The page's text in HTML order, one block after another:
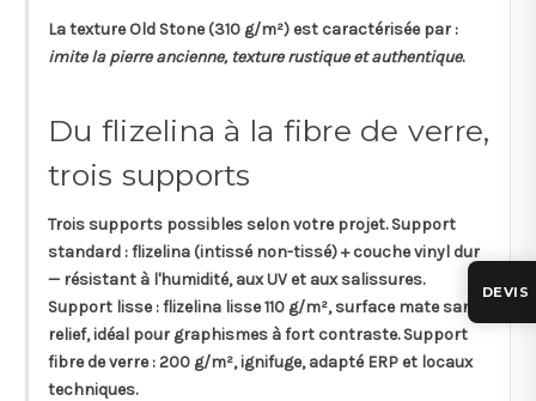
La textureOld Stone(310 g/m²) est caractérisée par :
imite la pierre ancienne, texture rustique et authentique.
Du flizelina à la fibre de verre,
trois supports
Trois supports possibles selon votre projet.Support
standard : flizelina (intissé non-tissé) + couche vinyl dur
— résistant à l'humidité, aux UV et aux salissures.
Support lisse: flizelina lisse 110 g/m², surface mate sans
relief, idéal pour graphismes à fort contraste.Support
fibre de verre: 200 g/m², ignifuge, adapté ERP et locaux
techniques.
DEVIS